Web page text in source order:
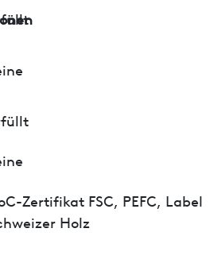
Zertifikat FSC, PEFC, Label
Holz